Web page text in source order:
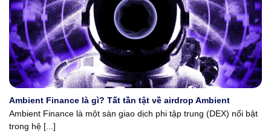
Ambient Finance là gì? Tất tần tật về airdrop Ambient
Ambient Finance là một sàn giao dịch phi tập trung (DEX) nổi bật
trong hệ [...]